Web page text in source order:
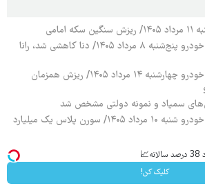
قیمت محصولات ایران خودرو پنج‌شنبه ۸ مرداد ۱۴۰۵/ دنا کاهشی شد، رانا
قیمت محصولات ایران خودرو چهارشنبه ۱۴ مرداد ۱۴۰۵/ ریزش همزمان
سمپاد و نمونه دولتی مشخص شد
قیمت محصولات ایران خودرو شنبه ۱۰ مرداد ۱۴۰۵/ سورن پلاس یک میلیارد
کلیک کن!